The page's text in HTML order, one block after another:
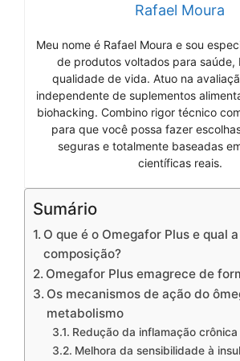
Rafael Moura
Meu nome é Rafael Moura e sou
de produtos voltados para saúde,
qualidade de vida. Atuo na
independente de suplementos
biohacking. Combino rigor técnico
para que você possa fazer
seguras e totalmente baseadas
científicas reais.
Sumário
O que é o Omegafor Plus e qual
composição?
Omegafor Plus emagrece de
Os mecanismos de ação do
metabolismo
Redução da inflamação
Melhora da sensibilidade à